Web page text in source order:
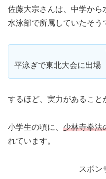
佐藤大宗さんは、中学から
水泳部で所属していたそう
平泳ぎで東北大会に出場
するほど、実力があること
小学生の頃に、 少林寺拳法
れています。
スポン